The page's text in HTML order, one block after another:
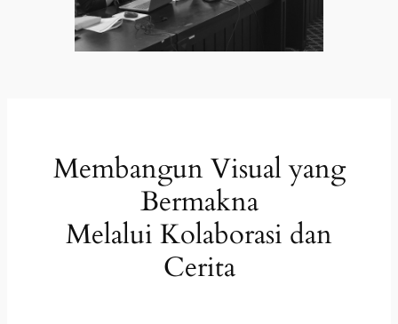
Membangun Visual yang
Bermakna
Melalui Kolaborasi dan
Cerita